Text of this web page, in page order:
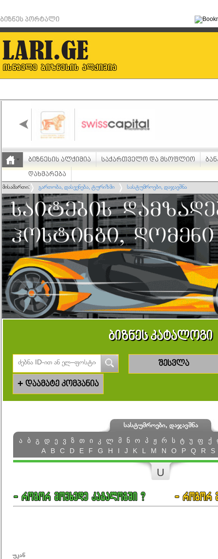
ბიზნეს პორტალი
ბიზნესის ალქიმია საქართველო და მსოფლიო
დახმარება
მისამართი: გართობა, დასვენება, ტურიზმი სასტუმროები, დაჯავშნა
ბიზნეს კატალოგი
შესვლა
+ დაამატე კომპანია
სასტუმროები, დაჯავშნა
ა
ბ გ დ ე ვ ზ თ ი კ ლ მ ნ ო პ ჟ რ ს ტ უ ფ ქ
A
B C D E F G H I J K L M N O P Q R S
U
უკან